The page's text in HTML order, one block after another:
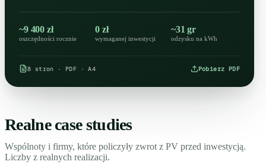
~9 400 zł
oszczędności rocznie
0 zł
wymaganej inwestycji
~31 gr
odzysku na kWh
8 stron · PDF · A4 Pobierz PDF
Realne case studies
Wspólnoty i firmy, które policzyły zwrot z PV przed inwestycją.
Liczby z realnych realizacji.